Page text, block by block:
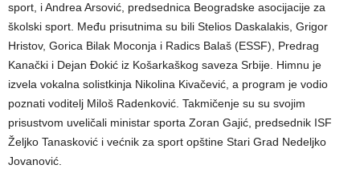
sport, i Andrea Arsović, predsednica Beogradske asocijacije za
školski sport. Među prisutnima su bili Stelios Daskalakis, Grigor
Hristov, Gorica Bilak Moconja i Radics Balaš (ESSF), Predrag
Kanački i Dejan Đokić iz Košarkaškog saveza Srbije. Himnu je
izvela vokalna solistkinja Nikolina Kivačević, a program je vodio
poznati voditelj Miloš Radenković. Takmičenje su su svojim
prisustvom uveličali ministar sporta Zoran Gajić, predsednik ISF
Željko Tanasković i većnik za sport opštine Stari Grad Nedeljko
Jovanović.